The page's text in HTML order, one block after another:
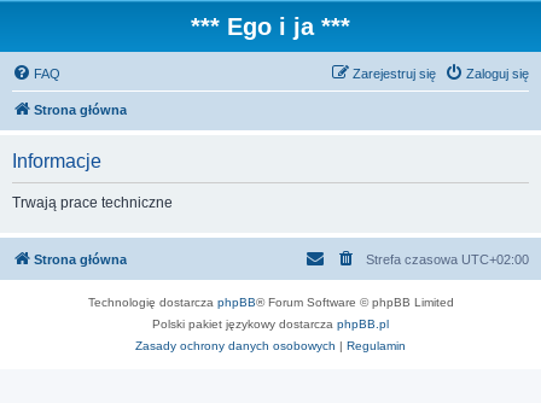
*** Ego i ja ***
FAQ Zaloguj się
Zarejestruj się
Strona główna
Informacje
Trwają prace techniczne
Strona główna Strefa czasowa UTC+02:00
Technologię dostarcza phpBB® Forum Software © phpBB Limited
Polski pakiet językowy dostarcza phpBB.pl
Zasady ochrony danych osobowych | Regulamin